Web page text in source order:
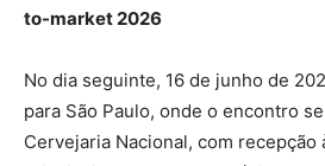
to-market 2026
No dia seguinte, 16 de junho de
para São Paulo, onde o encontro
Cervejaria Nacional, com recepção